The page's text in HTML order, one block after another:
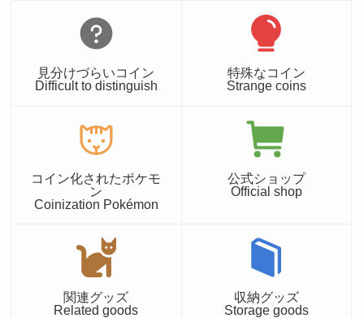
見分けづらいコイン
Difficult to distinguish
特殊なコイン
Strange coins
コイン化されたポケモ
ン
Coinization Pokémon
公式ショップ
Official shop
関連グッズ
Related goods
収納グッズ
Storage goods